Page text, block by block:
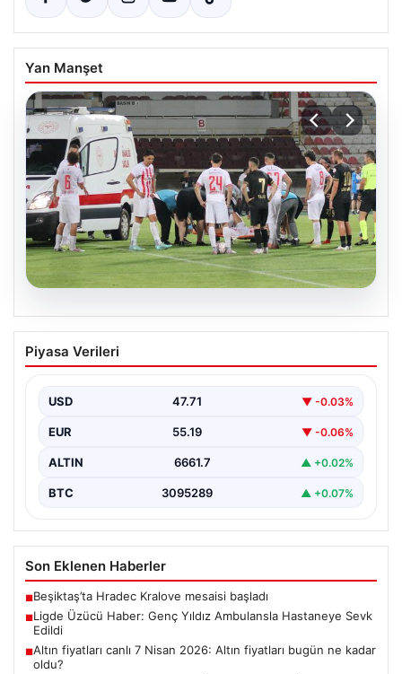
Yan Manşet
08.08.2026
Ligde Üzücü Haber: Genç Yıldız
Ambulansla Hastaneye Sevk Edildi
devam ederken, Boluspor ve Manisa FK…
Piyasa Verileri
USD 47.71 ▼ -0.03%
EUR 55.19 ▼ -0.06%
ALTIN 6661.7 ▲ +0.02%
BTC 3095289 ▲ +0.07%
Son Eklenen Haberler
■Beşiktaş’ta Hradec Kralove mesaisi başladı
■Ligde Üzücü Haber: Genç Yıldız Ambulansla Hastaneye Sevk
Edildi
■Altın fiyatları canlı 7 Nisan 2026: Altın fiyatları bugün ne kadar
oldu?